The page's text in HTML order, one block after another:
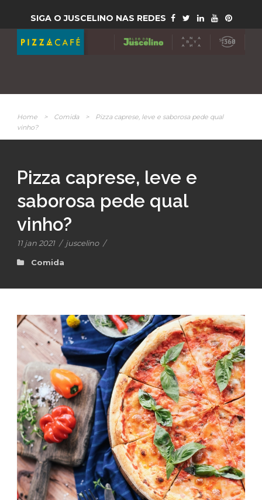
SIGA O JUSCELINO NAS REDES
Home > Comida >
Pizza caprese, leve e saborosa pede qual
vinho?
Pizza caprese, leve e
saborosa pede qual
vinho?
11 jan 2021 / juscelino /
Comida